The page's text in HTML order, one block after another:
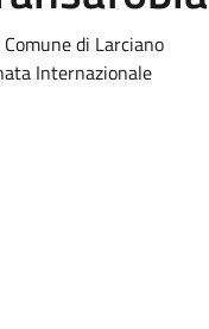
di Larciano
Internazionale